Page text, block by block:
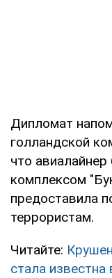
Дипломат
голландской
что
комплексом
предоставила
террористам.
Читайте:
стала